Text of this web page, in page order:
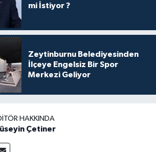
mi İstiyor ?
Zeytinburnu Belediyesinden
İlçeye Engelsiz Bir Spor
Merkezi Geliyor
HAKKINDA
Çetiner